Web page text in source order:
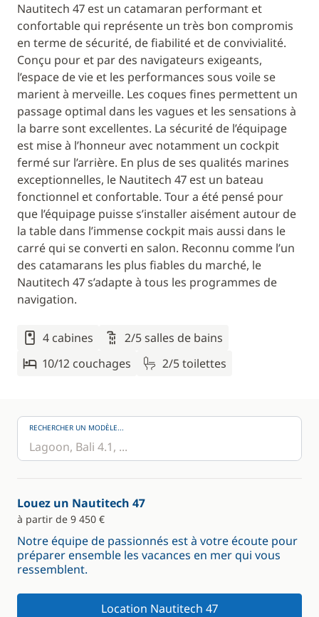
Nautitech 47 est un catamaran performant et
confortable qui représente un très bon compromis
en terme de sécurité, de fiabilité et de convivialité.
Conçu pour et par des navigateurs exigeants,
l’espace de vie et les performances sous voile se
marient à merveille. Les coques fines permettent un
passage optimal dans les vagues et les sensations à
la barre sont excellentes. La sécurité de l’équipage
est mise à l’honneur avec notamment un cockpit
fermé sur l’arrière. En plus de ses qualités marines
exceptionnelles, le Nautitech 47 est un bateau
fonctionnel et confortable. Tour a été pensé pour
que l’équipage puisse s’installer aisément autour de
la table dans l’immense cockpit mais aussi dans le
carré qui se converti en salon. Reconnu comme l’un
des catamarans les plus fiables du marché, le
Nautitech 47 s’adapte à tous les programmes de
navigation.
4 cabines
2/5 salles de bains
10/12 couchages
2/5 toilettes
RECHERCHER UN MODÈLE...
Louez un Nautitech 47
à partir de 9 450 €
Notre équipe de passionnés est à votre écoute pour
préparer ensemble les vacances en mer qui vous
ressemblent.
Location Nautitech 47